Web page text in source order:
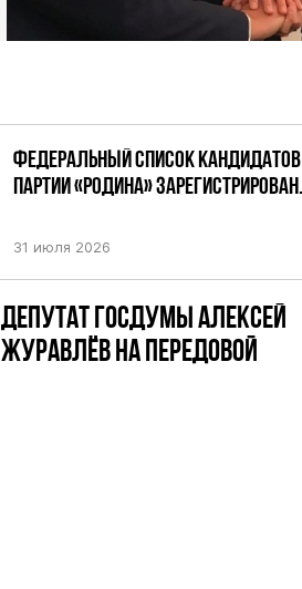
ФЕДЕРАЛЬНЫЙ СПИСОК КАНДИДАТОВ
ПАРТИИ «РОДИНА» ЗАРЕГИСТРИРОВАН
31 июля 2026
ДЕПУТАТ ГОСДУМЫ АЛЕКСЕЙ
ЖУРАВЛЁВ НА ПЕРЕДОВОЙ